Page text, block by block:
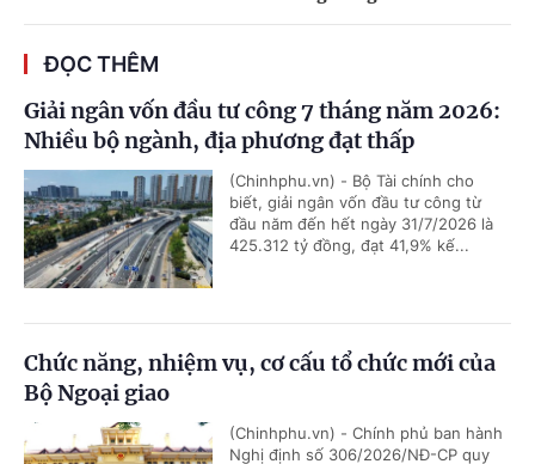
ĐỌC THÊM
Giải ngân vốn đầu tư công 7 tháng năm 2026:
Nhiều bộ ngành, địa phương đạt thấp
(Chinhphu.vn) - Bộ Tài chính cho
biết, giải ngân vốn đầu tư công từ
đầu năm đến hết ngày 31/7/2026 là
425.312 tỷ đồng, đạt 41,9% kế...
Chức năng, nhiệm vụ, cơ cấu tổ chức mới của
Bộ Ngoại giao
(Chinhphu.vn) - Chính phủ ban hành
Nghị định số 306/2026/NĐ-CP quy